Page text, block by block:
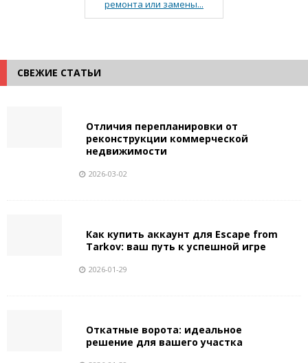
ремонта или замены...
СВЕЖИЕ СТАТЬИ
Отличия перепланировки от
реконструкции коммерческой
недвижимости
2026-03-02
Как купить аккаунт для Escape from
Tarkov: ваш путь к успешной игре
2026-01-29
Откатные ворота: идеальное
решение для вашего участка